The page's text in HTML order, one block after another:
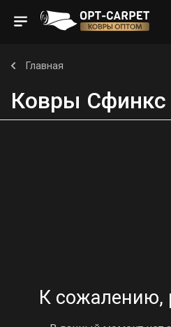
Главная
Ковры Сфинкс
К сожалению,